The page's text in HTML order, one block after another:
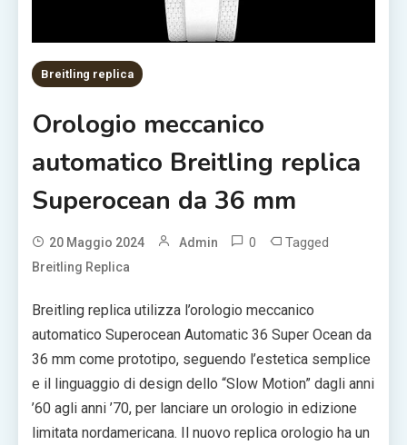
Breitling replica
Orologio meccanico
automatico Breitling replica
Superocean da 36 mm
20 Maggio 2024 Admin 0 Tagged
Breitling Replica
Breitling replica utilizza l’orologio meccanico
automatico Superocean Automatic 36 Super Ocean da
36 mm come prototipo, seguendo l’estetica semplice
e il linguaggio di design dello “Slow Motion” dagli anni
’60 agli anni ’70, per lanciare un orologio in edizione
limitata nordamericana. Il nuovo replica orologio ha un